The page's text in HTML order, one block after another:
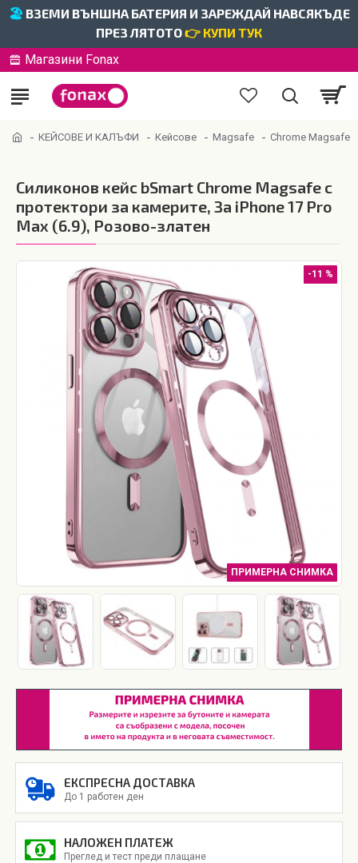
🏖️ ВЗЕМИ ВЪНШНА БАТЕРИЯ И ЗАРЕЖДАЙ НАВСЯКЪДЕ
ПРЕЗ ЛЯТОТО👉 КУПИ ТУК
Магазини Fonax
КЕЙСОВЕ И КАЛЪФИ Кейсове Magsafe Chrome Magsafe
Силиконов кейс bSmart Chrome Magsafe с
протектори за камерите, За iPhone 17 Pro
Max (6.9), Розово-златен
ПРИМЕРНА СНИМКА
-11 %
ЕКСПРЕСНА ДОСТАВКА
До 1 работен ден
НАЛОЖЕН ПЛАТЕЖ
Преглед и тест преди плащане